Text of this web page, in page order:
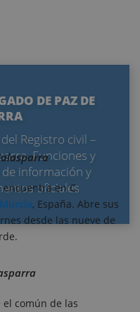
DE PAZ DE
Registro civil –
Funciones y
información y
oficiales
encuentra en C.
Murcia, España. Abre sus
desde las nueve de
común de las